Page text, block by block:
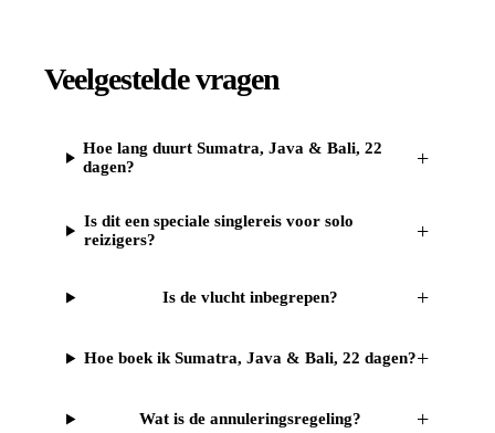
Veelgestelde vragen
Hoe lang duurt Sumatra, Java & Bali, 22
dagen?
+
Is dit een speciale singlereis voor solo
reizigers?
+
Is de vlucht inbegrepen? +
Hoe boek ik Sumatra, Java & Bali, 22 dagen?+
Wat is de annuleringsregeling? +